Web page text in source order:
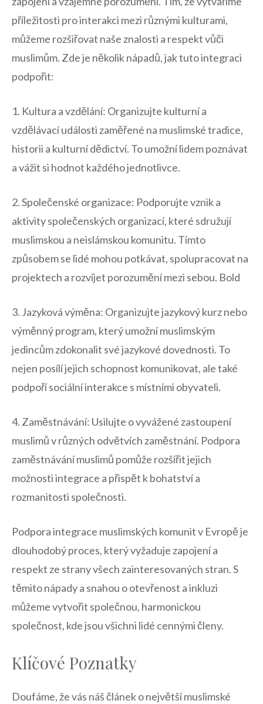
příležitosti ⁣pro interakci⁢ mezi ⁢různými‍ kulturami,
můžeme rozšiřovat⁣ naše znalosti a⁢ respekt vůči
muslimům. Zde je⁢ několik nápadů, jak ​tuto‌ integraci
podpořit:
1. Kultura a vzdělání:‌ Organizujte kulturní a
⁢vzdělávací události zaměřené na ⁣muslimské‌ tradice,
historii a kulturní ⁢dědictví. To umožní lidem poznávat
a⁢ vážit si hodnot každého jednotlivce.
2. Společenské organizace:⁢ Podporujte​ vznik ‍a
aktivity společenských organizací, které sdružují
‍muslimskou a neislámskou​ komunitu. Tímto
způsobem se lidé ⁢mohou potkávat, spolupracovat ⁢na
projektech a rozvíjet⁣ porozumění mezi sebou.⁢ Bold
3.⁣ Jazyková​ výměna:​ Organizujte jazykový kurz nebo
výměnný program, který umožní muslimským
jedincům‌ zdokonalit ⁤své jazykové ‍dovednosti. To
nejen posílí jejich schopnost ⁣komunikovat, ⁤ale také‌
podpoří sociální interakce⁤ s místními obyvateli.
4. Zaměstnávání: Usilujte ‌o vyvážené zastoupení
muslimů ⁣v‍ různých odvětvích zaměstnání. Podpora
zaměstnávání ⁣muslimů⁢ pomůže rozšířit⁢ jejich
možnosti integrace a​ přispět k bohatství ⁤a
rozmanitosti společnosti.
Podpora integrace muslimských komunit v Evropě je
dlouhodobý proces, který vyžaduje zapojení ‍a
‌respekt ze strany všech zainteresovaných stran. S
těmito nápady​ a⁣ snahou o otevřenost ⁤a inkluzi ​
můžeme vytvořit​ společnou, harmonickou
společnost, kde jsou všichni lidé cennými členy.
Klíčové ⁤Poznatky
Doufáme, že⁢ vás náš článek o ​největší muslimské